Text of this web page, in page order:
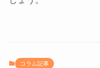
コラム記事